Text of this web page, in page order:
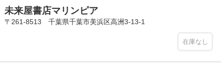
未来屋書店マリンピア
〒261-8513 千葉県千葉市美浜区高洲3-13-1
在庫なし